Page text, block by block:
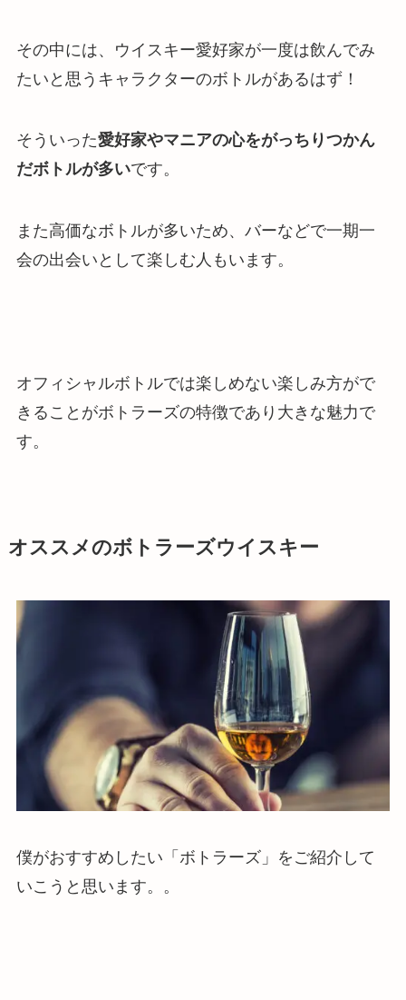
その中には、ウイスキー愛好家が一度は飲んでみ
たいと思うキャラクターのボトルがあるはず！
そういった愛好家やマニアの心をがっちりつかん
だボトルが多いです。
また高価なボトルが多いため、バーなどで一期一
会の出会いとして楽しむ人もいます。
オフィシャルボトルでは楽しめない楽しみ方がで
きることがボトラーズの特徴であり大きな魅力で
す。
オススメのボトラーズウイスキー
僕がおすすめしたい「ボトラーズ」をご紹介して
いこうと思います。。